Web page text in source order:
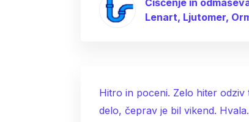
Čiščenje in
Lenart, Ljutomer,
Hitro in poceni. Zelo hiter
delo, čeprav je bil vikend. Hvala.